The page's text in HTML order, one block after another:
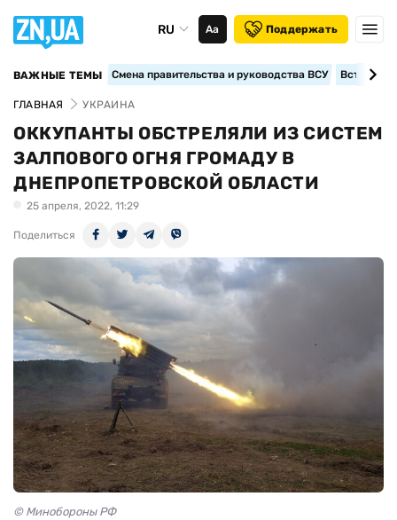
RU Аа Поддержать
ВАЖНЫЕ ТЕМЫ Смена правительства и руководства ВСУ
ГЛАВНАЯ УКРАИНА
ОККУПАНТЫ ОБСТРЕЛЯЛИ ИЗ СИСТЕМ
ЗАЛПОВОГО ОГНЯ ГРОМАДУ В
ДНЕПРОПЕТРОВСКОЙ ОБЛАСТИ
25 апреля, 2022, 11:29
Поделиться
© Минобороны РФ